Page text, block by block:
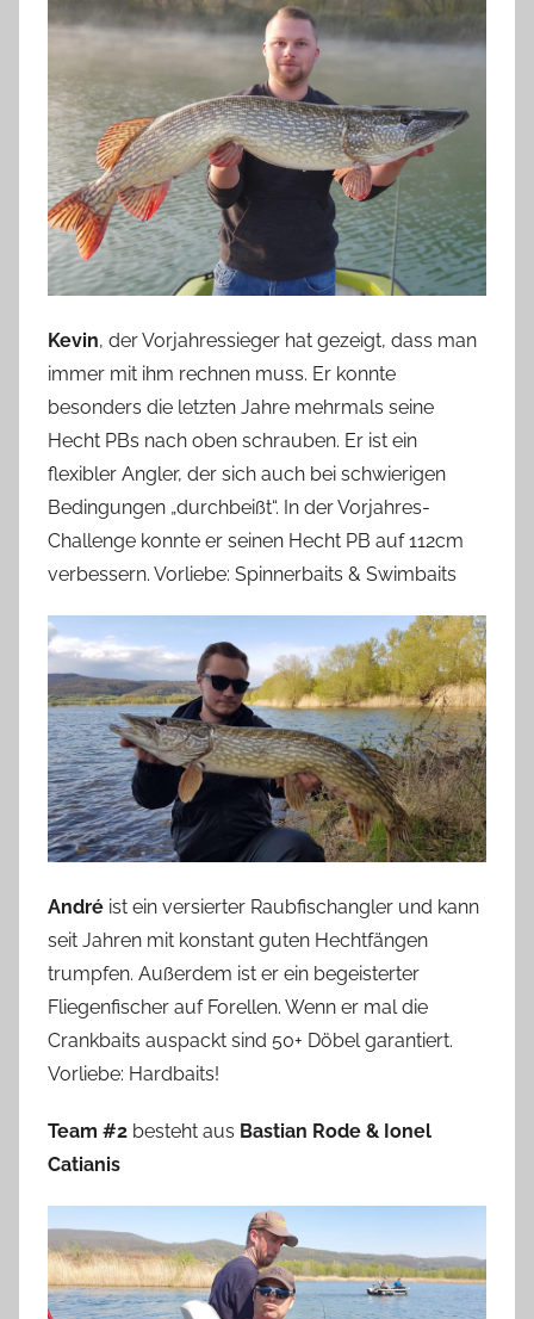
Kevin, der Vorjahressieger hat gezeigt, dass man
immer mit ihm rechnen muss. Er konnte
besonders die letzten Jahre mehrmals seine
Hecht PBs nach oben schrauben. Er ist ein
flexibler Angler, der sich auch bei schwierigen
Bedingungen „durchbeißt“. In der Vorjahres-
Challenge konnte er seinen Hecht PB auf 112cm
verbessern. Vorliebe: Spinnerbaits & Swimbaits
André ist ein versierter Raubfischangler und kann
seit Jahren mit konstant guten Hechtfängen
trumpfen. Außerdem ist er ein begeisterter
Fliegenfischer auf Forellen. Wenn er mal die
Crankbaits auspackt sind 50+ Döbel garantiert.
Vorliebe: Hardbaits!
Team #2 besteht aus Bastian Rode & Ionel
Catianis